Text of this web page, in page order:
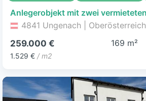
4841 Ungenach | Oberösterreich
259.000 €
1.529 € / m2
169 m²